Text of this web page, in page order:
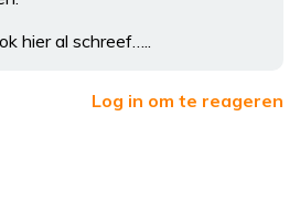
hier al schreef…..
Log in om te reageren